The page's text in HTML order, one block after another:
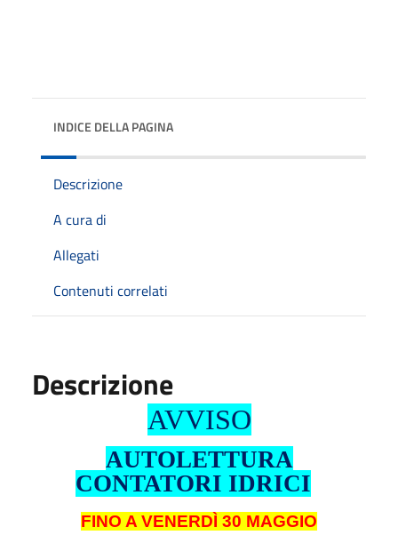
INDICE DELLA PAGINA
Descrizione
A cura di
Allegati
Contenuti correlati
Descrizione
AVVISO
AUTOLETTURA
CONTATORI IDRICI
FINO A VENERDÌ 30 MAGGIO